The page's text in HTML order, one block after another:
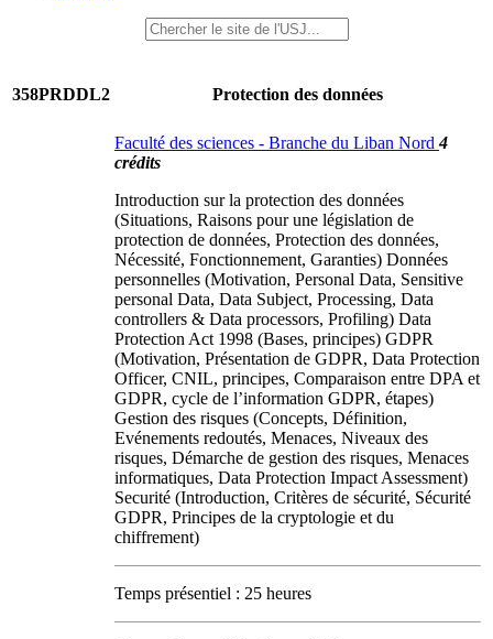
358PRDDL2 Protection des données
Faculté des sciences - Branche du Liban Nord4
crédits
Introduction sur la protection des données
(Situations, Raisons pour une législation de
protection de données, Protection des données,
Nécessité, Fonctionnement, Garanties) Données
personnelles (Motivation, Personal Data, Sensitive
personal Data, Data Subject, Processing, Data
controllers & Data processors, Profiling) Data
Protection Act 1998 (Bases, principes) GDPR
(Motivation, Présentation de GDPR, Data Protection
Officer, CNIL, principes, Comparaison entre DPA et
GDPR, cycle de l’information GDPR, étapes)
Gestion des risques (Concepts, Définition,
Evénements redoutés, Menaces, Niveaux des
risques, Démarche de gestion des risques, Menaces
informatiques, Data Protection Impact Assessment)
Securité (Introduction, Critères de sécurité, Sécurité
GDPR, Principes de la cryptologie et du
chiffrement)
Temps présentiel : 25 heures